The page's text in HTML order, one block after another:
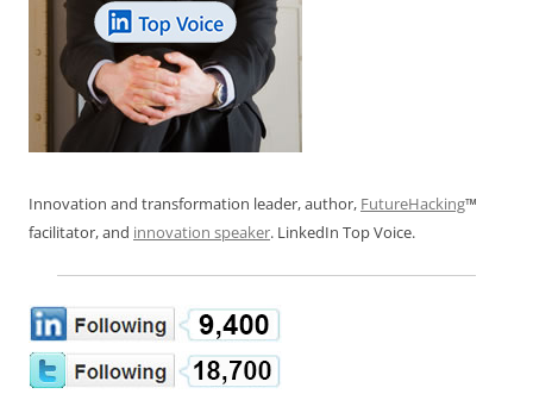
Innovation and transformation leader, author, FutureHacking™
facilitator, and innovation speaker. LinkedIn Top Voice.